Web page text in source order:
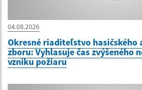
04.08.2026
Okresné riaditeľstvo hasičského
zboru: Vyhlasuje čas zvýšeného
vzniku požiaru